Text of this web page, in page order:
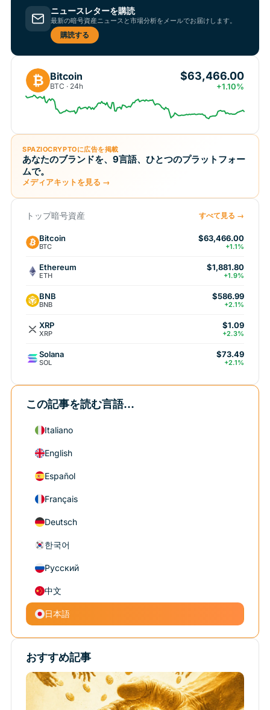
ニュースレターを購読
最新の暗号資産ニュースと市場分析をメールでお届けします。
購読する
₿ Bitcoin
BTC · 24h
$63,466.00
+1.10%
SPAZIOCRYPTOに広告を掲載
あなたのブランドを、9言語、ひとつのプラットフォー
ムで。
メディアキットを見る →
トップ暗号資産 すべて見る →
Bitcoin
BTC
$63,466.00
+1.1%
Ethereum
ETH
$1,881.80
+1.9%
BNB
BNB
$586.99
+2.1%
XRP
XRP
$1.09
+2.3%
Solana
SOL
$73.49
+2.1%
この記事を読む言語...
Italiano
English
Español
Français
Deutsch
한국어
Русский
中文
日本語
おすすめ記事